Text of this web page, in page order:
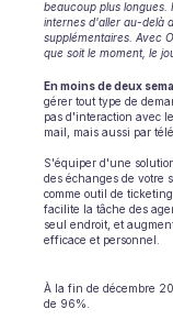
beaucoup plus longues.
internes d'aller au-delà
supplémentaires. Avec
que soit le moment, le
En moins de deux
gérer tout type de
pas d'interaction avec
mail, mais aussi par
S'équiper d'une
des échanges de votre
comme outil de
facilite la tâche des
seul endroit, et
efficace et personnel.
À la fin de décembre
de 96%.